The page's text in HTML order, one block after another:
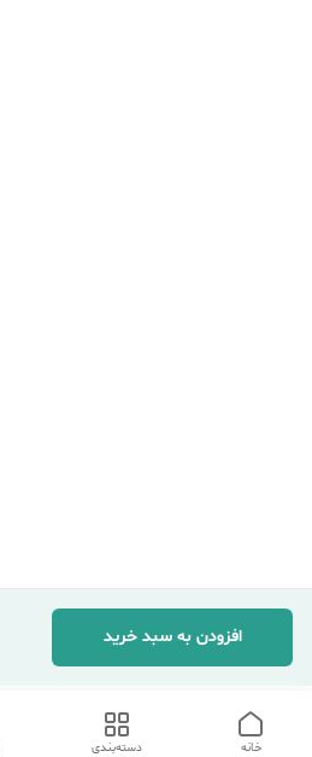
افزودن به سبد خرید
دسته‌بندی خانه